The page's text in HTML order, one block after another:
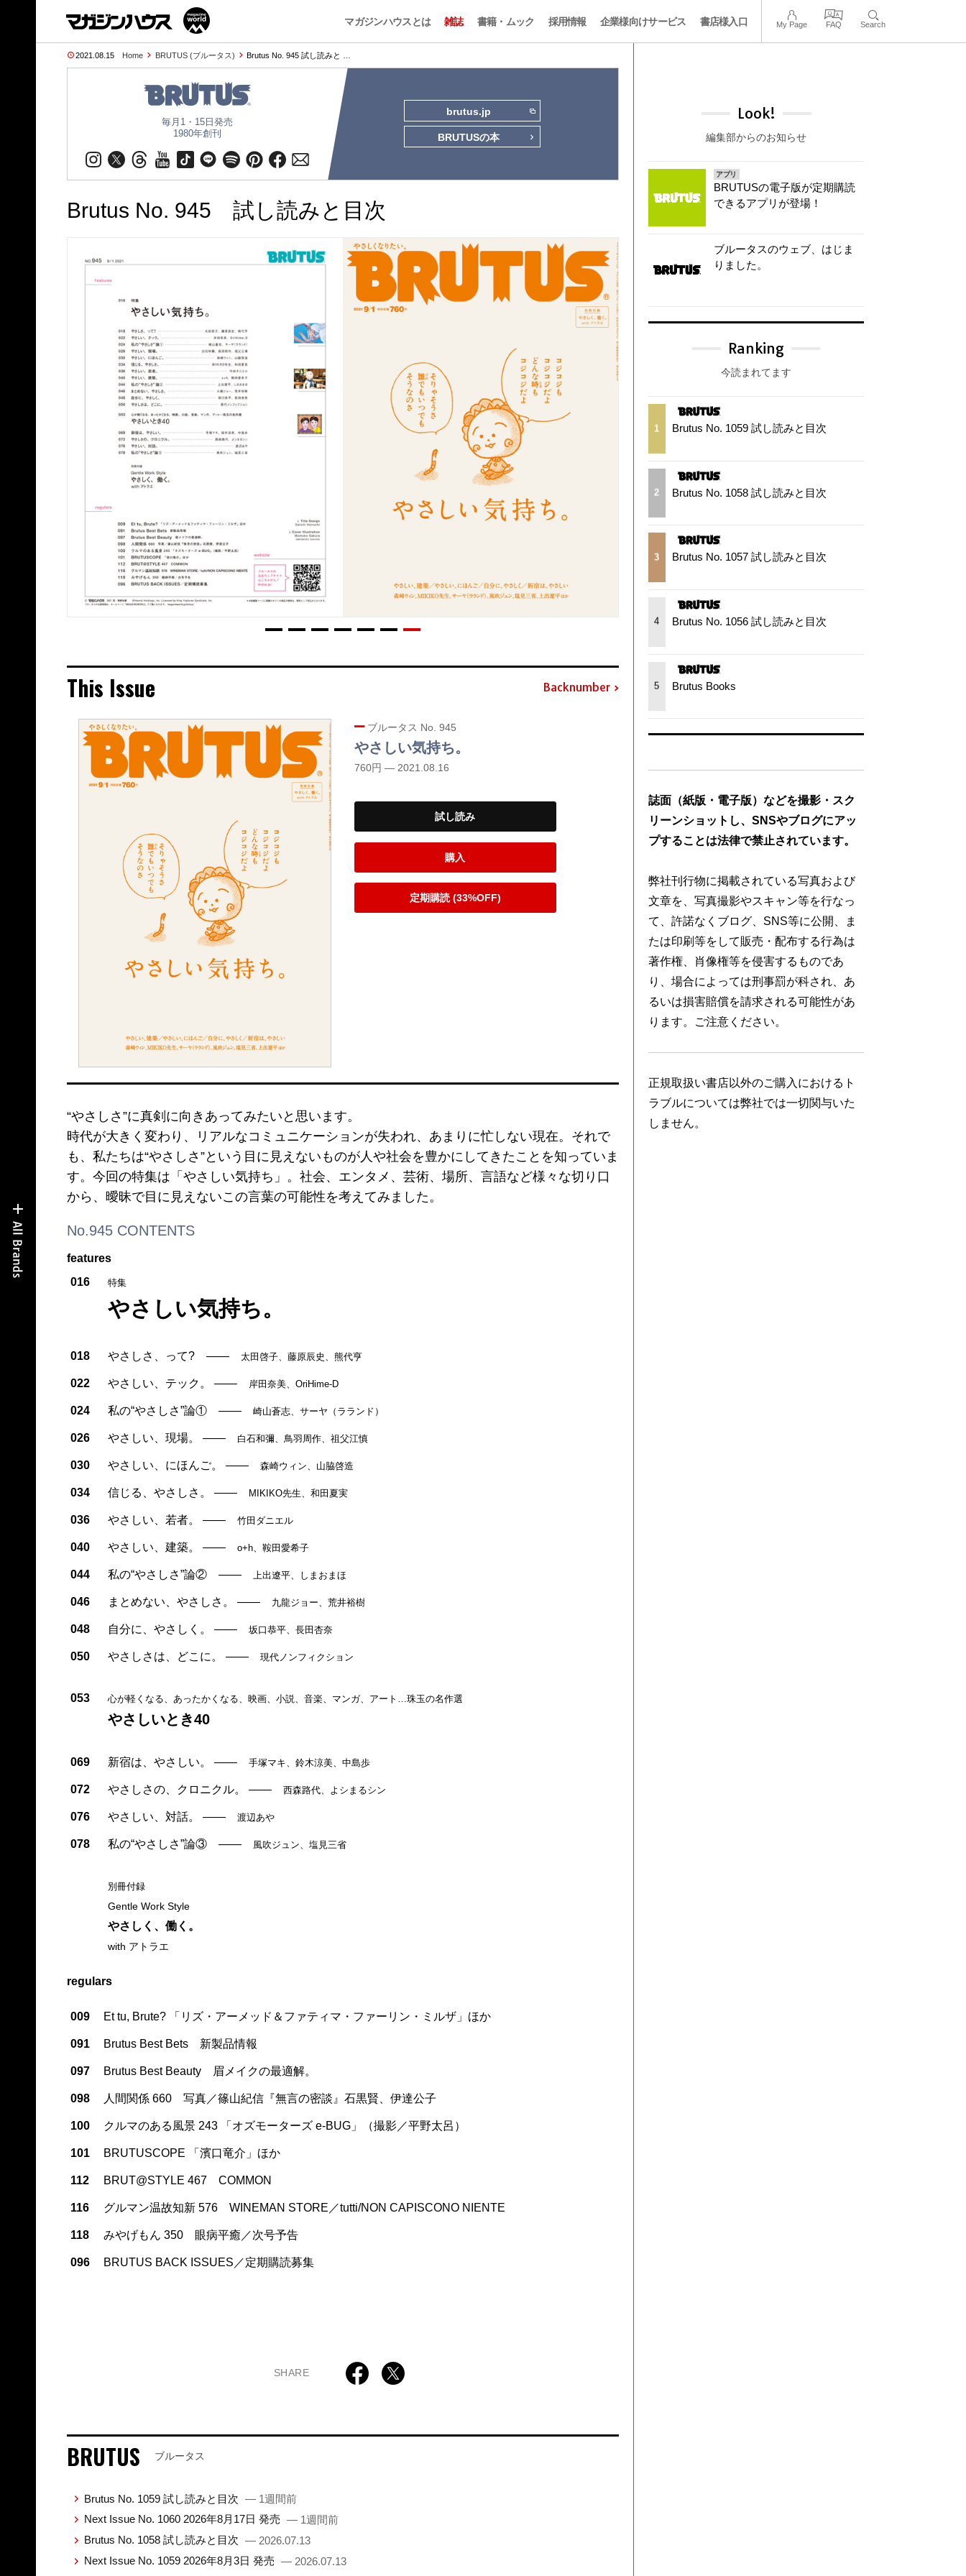
マガジンハウスとは 雑誌 書籍・ムック 採用情報 企業様向けサービス 書店様入口 My Page FAQ Search
2021.08.15 Home BRUTUS (ブルータス) Brutus No. 945 試し読みと …
毎月1・15日発売
1980年創刊
brutus.jp
BRUTUSの本
Brutus No. 945 試し読みと目次
This Issue Backnumber
ブルータス No. 945
やさしい気持ち。
760円 — 2021.08.16
試し読み
購入
定期購読 (33%OFF)
“やさしさ”に真剣に向きあってみたいと思います。
時代が大きく変わり、リアルなコミュニケーションが失われ、あまりに忙しない現在。それで
も、私たちは“やさしさ”という目に見えないものが人や社会を豊かにしてきたことを知っていま
す。今回の特集は「やさしい気持ち」。社会、エンタメ、芸術、場所、言語など様々な切り口
から、曖昧で目に見えないこの言葉の可能性を考えてみました。
No.945 CONTENTS
features
016
特集
やさしい気持ち。
018 やさしさ、って?—— 太田啓子、藤原辰史、熊代亨
022 やさしい、テック。 —— 岸田奈美、OriHime-D
024 私の“やさしさ”論①—— 崎山蒼志、サーヤ（ラランド）
026 やさしい、現場。 —— 白石和彌、鳥羽周作、祖父江慎
030 やさしい、にほんご。 —— 森崎ウィン、山脇啓造
034 信じる、やさしさ。 —— MIKIKO先生、和田夏実
036 やさしい、若者。 —— 竹田ダニエル
040 やさしい、建築。 —— o+h、鞍田愛希子
044 私の“やさしさ”論②—— 上出遼平、しまおまほ
046 まとめない、やさしさ。 —— 九龍ジョー、荒井裕樹
048 自分に、やさしく。 —— 坂口恭平、長田杏奈
050 やさしさは、どこに。 —— 現代ノンフィクション
053 心が軽くなる、あったかくなる、映画、小説、音楽、マンガ、アート…珠玉の名作選
やさしいとき40
069 新宿は、やさしい。 —— 手塚マキ、鈴木涼美、中島歩
072 やさしさの、クロニクル。 —— 西森路代、よシまるシン
076 やさしい、対話。 —— 渡辺あや
078 私の“やさしさ”論③—— 風吹ジュン、塩見三省
別冊付録
Gentle Work Style
やさしく、働く。
with アトラエ
regulars
009 Et tu, Brute? 「リズ・アーメッド＆ファティマ・ファーリン・ミルザ」ほか
091 Brutus Best Bets 新製品情報
097 Brutus Best Beauty 眉メイクの最適解。
098 人間関係 660 写真／篠山紀信『無言の密談』石黒賢、伊達公子
100 クルマのある風景 243 「オズモーターズ e-BUG」（撮影／平野太呂）
101 BRUTUSCOPE 「濱口竜介」ほか
112 BRUT@STYLE 467 COMMON
116 グルマン温故知新 576 WINEMAN STORE／tutti/NON CAPISCONO NIENTE
118 みやげもん 350 眼病平癒／次号予告
096 BRUTUS BACK ISSUES／定期購読募集
SHARE
BRUTUS ブルータス
Brutus No. 1059 試し読みと目次 — 1週間前
Next Issue No. 1060 2026年8月17日 発売 — 1週間前
Brutus No. 1058 試し読みと目次 — 2026.07.13
Next Issue No. 1059 2026年8月3日 発売 — 2026.07.13
Look!
編集部からのお知らせ
アプリ
BRUTUSの電子版が定期購読
できるアプリが登場！
ブルータスのウェブ、はじま
りました。
Ranking
今読まれてます
1 Brutus No. 1059 試し読みと目次
2 Brutus No. 1058 試し読みと目次
3 Brutus No. 1057 試し読みと目次
4 Brutus No. 1056 試し読みと目次
5 Brutus Books
誌面（紙版・電子版）などを撮影・スク
リーンショットし、SNSやブログにアッ
プすることは法律で禁止されています。
弊社刊行物に掲載されている写真および
文章を、写真撮影やスキャン等を行なっ
て、許諾なくブログ、SNS等に公開、ま
たは印刷等をして販売・配布する行為は
著作権、肖像権等を侵害するものであ
り、場合によっては刑事罰が科され、あ
るいは損害賠償を請求される可能性があ
ります。ご注意ください。
正規取扱い書店以外のご購入におけるト
ラブルについては弊社では一切関与いた
しません。